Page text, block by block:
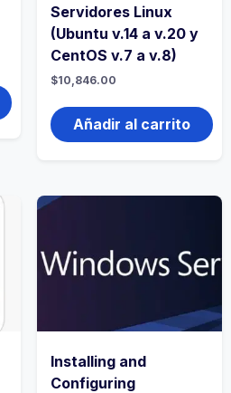
Servidores Linux
(Ubuntu v.14 a v.20 y
CentOS v.7 a v.8)
$10,846.00
Añadir al carrito
Installing and
Configuring